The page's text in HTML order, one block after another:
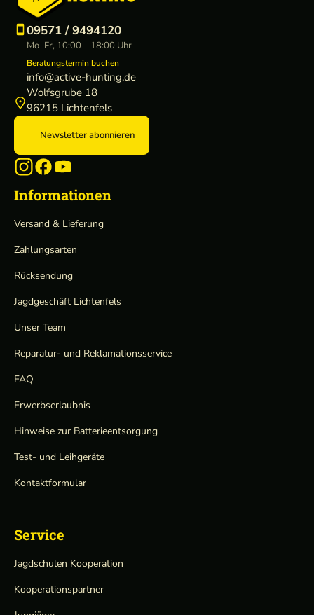
09571 / 9494120
Mo–Fr, 10:00 – 18:00 Uhr
Beratungstermin buchen
info@active-hunting.de
Wolfsgrube 18
96215 Lichtenfels
Newsletter abonnieren
Informationen
Versand & Lieferung
Zahlungsarten
Rücksendung
Jagdgeschäft Lichtenfels
Unser Team
Reparatur- und Reklamationsservice
FAQ
Erwerbserlaubnis
Hinweise zur Batterieentsorgung
Test- und Leihgeräte
Kontaktformular
Service
Jagdschulen Kooperation
Kooperationspartner